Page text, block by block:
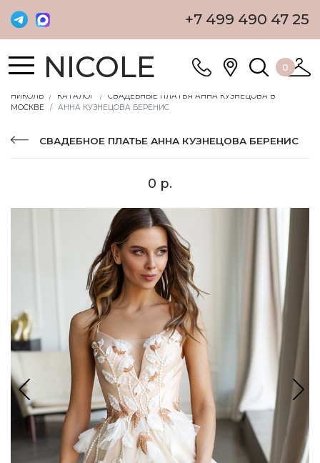
+7 499 490 47 25
NICOLE 0
НИКОЛЬ КАТАЛОГ
СВАДЕБНЫЕ ПЛАТЬЯ АННА КУЗНЕЦОВА В
МОСКВЕ
АННА КУЗНЕЦОВА БЕРЕНИС
СВАДЕБНОЕ ПЛАТЬЕ АННА КУЗНЕЦОВА БЕРЕНИС
0 р.